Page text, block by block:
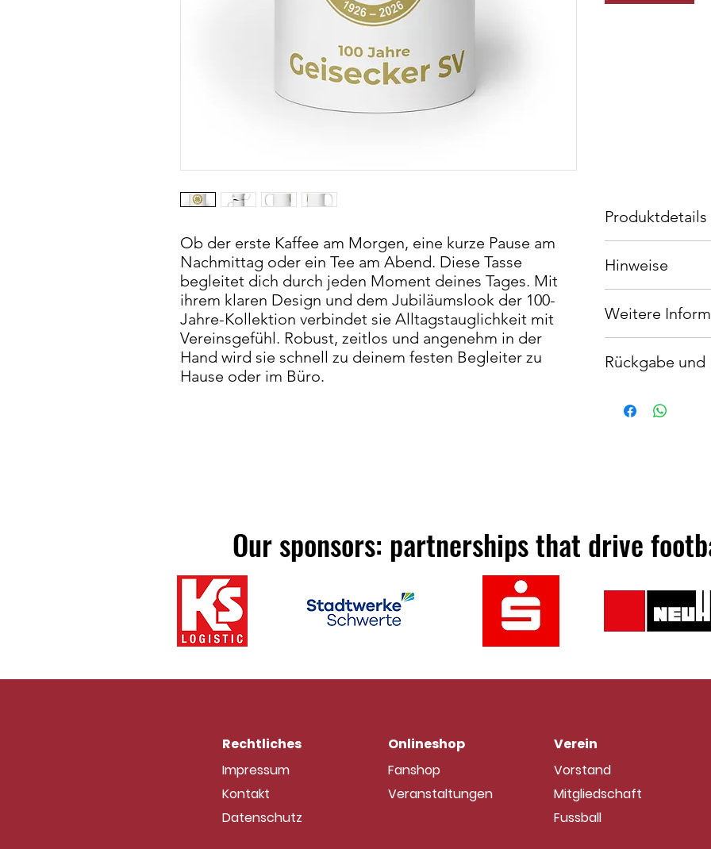
Ob der erste Kaffee am Morgen, eine kurze Pause am
Nachmittag oder ein Tee am Abend. Diese Tasse
begleitet dich durch jeden Moment deines Tages. Mit
ihrem klaren Design und dem Jubiläumslook der 100-
Jahre-Kollektion verbindet sie Alltagstauglichkeit mit
Vereinsgefühl. Robust, zeitlos und angenehm in der
Hand wird sie schnell zu deinem festen Begleiter zu
Hause oder im Büro.
Produktdetails
Frei von Blei und BPA
Fassungsvermögen
Hinweise
EU Garantie 2 Jahre
Weitere
der Adresse
Rückgabe
Demand-Verfahren
Widerrufsrecht.
mangelhafter Ware
Our sponsors: partnerships that drive
Rechtliches
Impressum
Kontakt
Datenschutz
Onlineshop
Fanshop
Veranstaltungen
Verein
Vorstand
Mitgliedschaft
Fussball